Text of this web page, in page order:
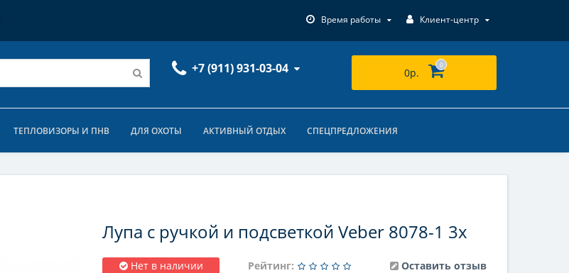
Время работы Клиент-центр
+7 (911) 931-03-04 0р.
0
ТЕПЛОВИЗОРЫ И ПНВ ДЛЯ ОХОТЫ АКТИВНЫЙ ОТДЫХ СПЕЦПРЕДЛОЖЕНИЯ
Лупа с ручкой и подсветкой Veber 8078-1 3x
Нет в наличии Рейтинг: Оставить отзыв